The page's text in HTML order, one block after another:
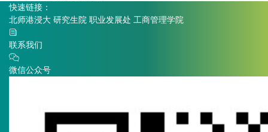
快速链接：
北师港浸大 研究生院 职业发展处 工商管理学院
联系我们
微信公众号